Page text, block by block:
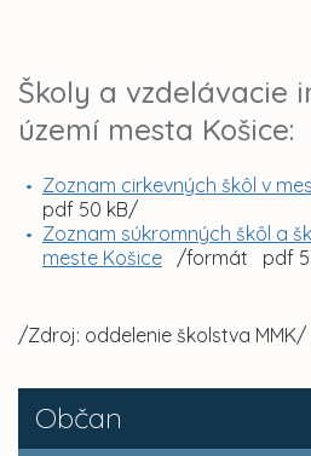
Občan
Školy a vzdelávacie
území mesta Košice:
Zoznam cirkevných škôl v
pdf 50 kB/
Zoznam súkromných škôl a
meste Košice
/formát pdf
/Zdroj: oddelenie školstva MMK/